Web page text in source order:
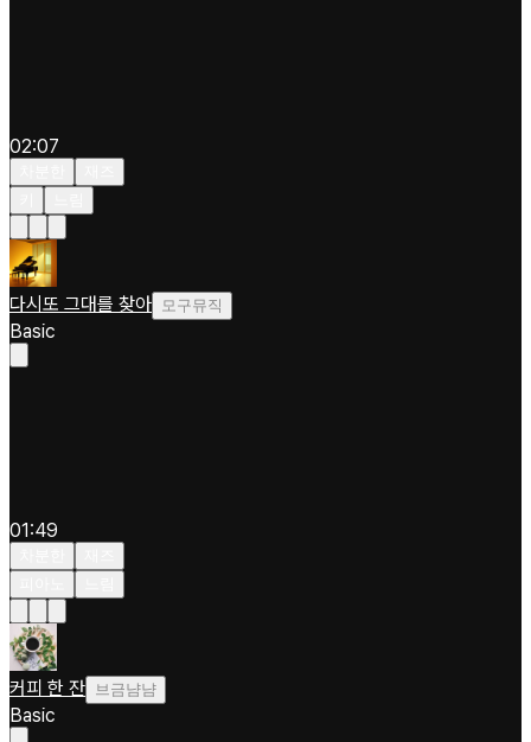
02:07
다시또 그대를 찾아 모구뮤직
Basic
01:49
커피 한 잔 브금냠냠
Basic